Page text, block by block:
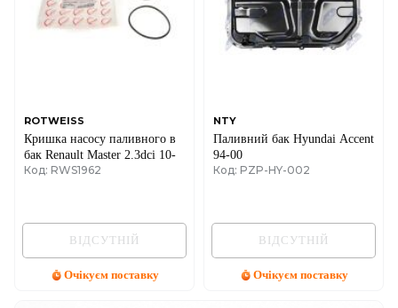
ROTWEISS
Кришка насосу паливного в
бак Renault Master 2.3dci 10-
Код: RWS1962
ВІДСУТНІЙ
Очікуєм поставку
NTY
Паливний бак Hyundai Accent
94-00
Код: PZP-HY-002
ВІДСУТНІЙ
Очікуєм поставку